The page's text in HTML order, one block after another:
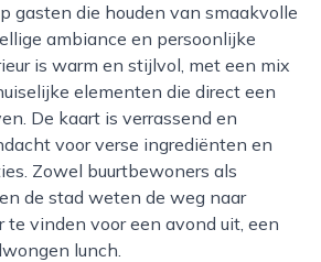
gasten die houden van smaakvolle
ambiance en persoonlijke
is warm en stijlvol, met een mix
elementen die direct een
De kaart is verrassend en
voor verse ingrediënten en
Zowel buurtbewoners als
de stad weten de weg naar
te vinden voor een avond uit, een
lunch.